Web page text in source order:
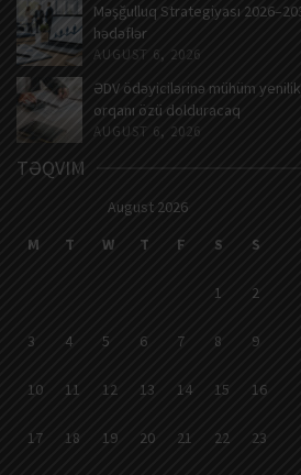
Məşğulluq Strategiyası
hədəflər
AUGUST 6, 2026
ƏDV ödəyicilərinə mühüm
orqanı özü dolduracaq
AUGUST 6, 2026
TƏQVIM
August 2026
M
T W T F S S
1 2
3 4 5 6 7 8 9
10 11 12 13 14 15 16
17 18 19 20 21 22 23